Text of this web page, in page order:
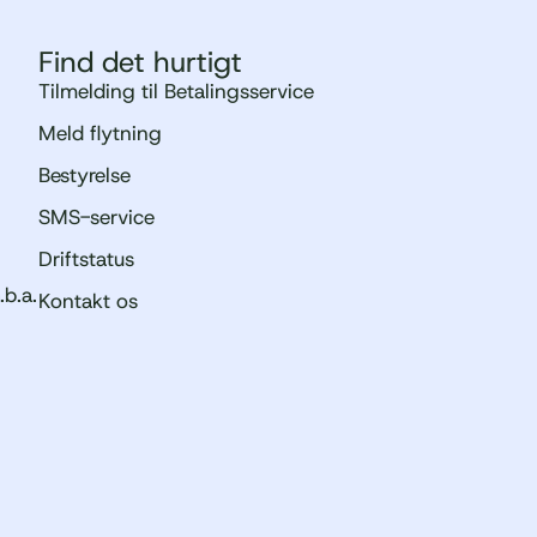
Find det hurtigt
Tilmelding til Betalingsservice
Meld flytning
Bestyrelse
SMS-service
Driftstatus
Kontakt os